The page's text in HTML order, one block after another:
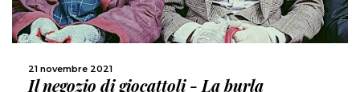
21 novembre 2021
Il negozio di giocattoli - La burla